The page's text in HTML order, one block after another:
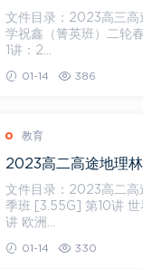
文件目录：2023高三高途化
学祝鑫（箐英班）二轮
1讲：2...
01-14 386
教育
2023高二高途地理
文件目录：2023高二高途地理林
季班 [3.55G] 第10讲
讲 欧洲...
01-14 330